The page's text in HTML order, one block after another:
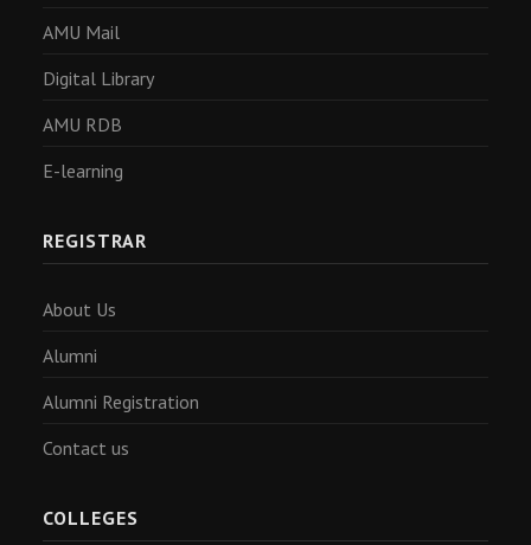
AMU Mail
Digital Library
AMU RDB
E-learning
REGISTRAR
About Us
Alumni
Alumni Registration
Contact us
COLLEGES